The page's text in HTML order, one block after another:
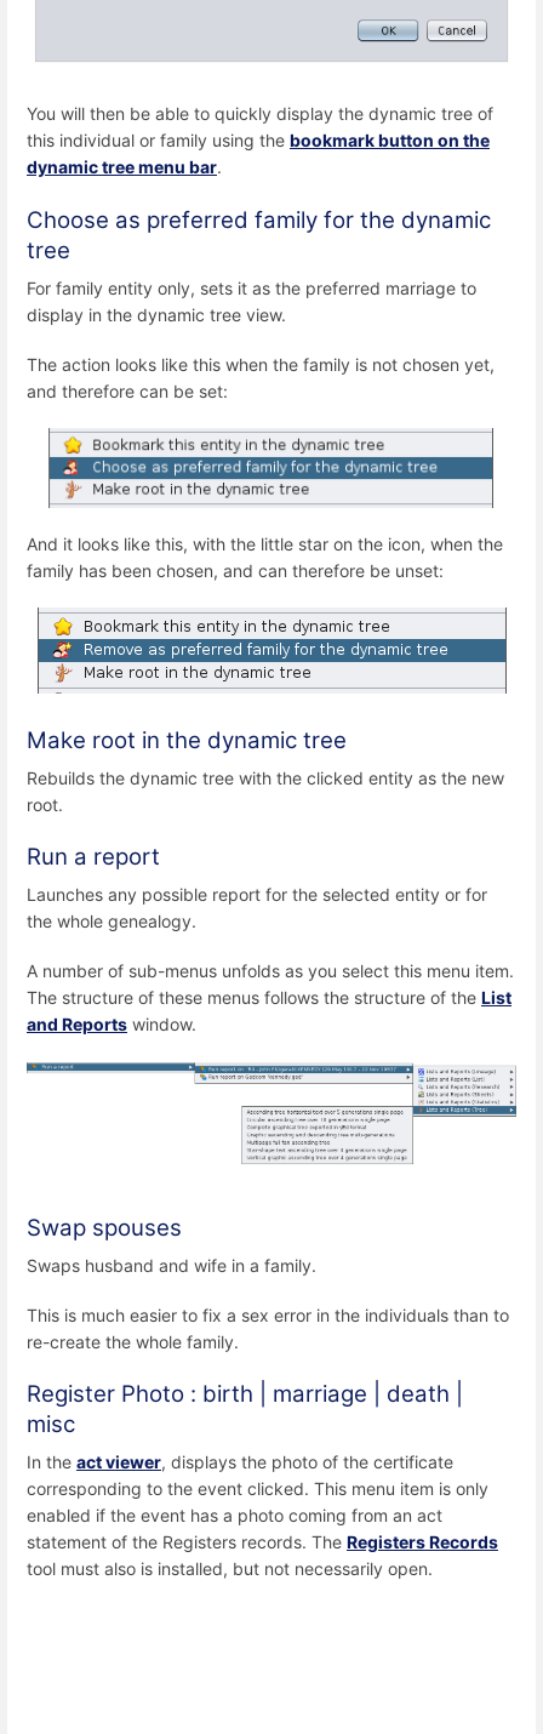
You will then be able to quickly display the dynamic tree of
this individual or family using the bookmark button on the
dynamic tree menu bar.
Choose as preferred family for the dynamic
tree
For family entity only, sets it as the preferred marriage to
display in the dynamic tree view.
The action looks like this when the family is not chosen yet,
and therefore can be set:
And it looks like this, with the little star on the icon, when the
family has been chosen, and can therefore be unset:
Make root in the dynamic tree
Rebuilds the dynamic tree with the clicked entity as the new
root.
Run a report
Launches any possible report for the selected entity or for
the whole genealogy.
A number of sub-menus unfolds as you select this menu item.
The structure of these menus follows the structure of the List
and Reports window.
Swap spouses
Swaps husband and wife in a family.
This is much easier to fix a sex error in the individuals than to
re-create the whole family.
Register Photo : birth | marriage | death |
misc
In the act viewer, displays the photo of the certificate
corresponding to the event clicked. This menu item is only
enabled if the event has a photo coming from an act
statement of the Registers records. The Registers Records
tool must also is installed, but not necessarily open.